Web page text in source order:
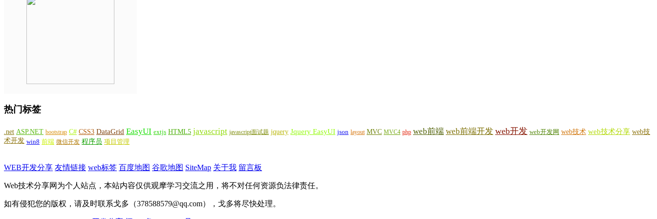
热门标签
.net ASP.NET bootstrap C# CSS3 DataGrid EasyUI extjs HTML5 javascript javascript面试题 jquery Jquery EasyUI json layout MVC MVC4 php web前端 web前端开发 web开发 web开发网 web技术 web技术分享 web技
术开发 win8 前端 微信开发 程序员 项目管理
WEB开发分享 友情链接 web标签 百度地图 谷歌地图 SiteMap 关于我 留言板
Web技术分享网为个人站点，本站内容仅供观摩学习交流之用，将不对任何资源负法律责任。
如有侵犯您的版权，请及时联系戈多（378588579@qq.com），戈多将尽快处理。